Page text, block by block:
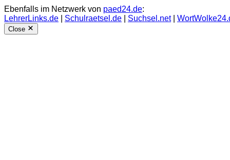
Ebenfalls im Netzwerk von paed24.de:
LehrerLinks.de
Schulraetsel.de Suchsel.net|
Close